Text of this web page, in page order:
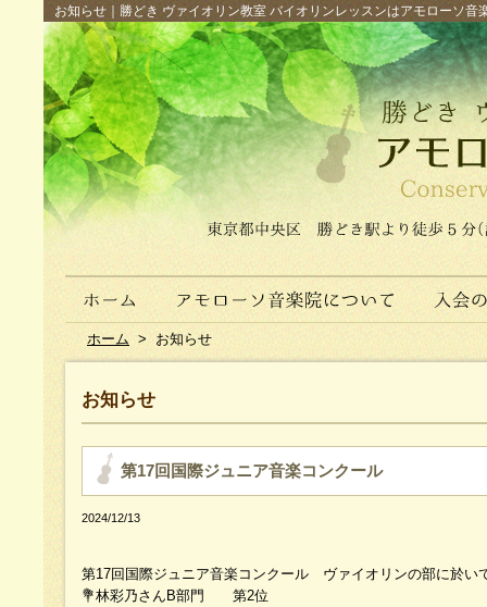
お知らせ｜勝どき ヴァイオリン教室 バイオリンレッスンはアモローソ
ホーム > お知らせ
お知らせ
第17回国際ジュニア音楽コンクール
2024/12/13
第17回国際ジュニア音楽コンクール ヴァイオリンの部に於い
💐林彩乃さんB部門 第2位